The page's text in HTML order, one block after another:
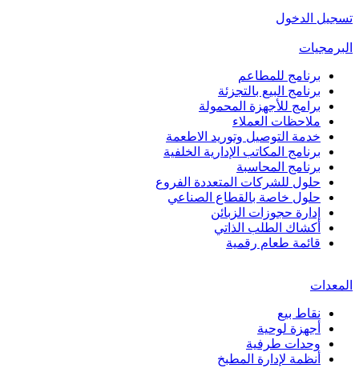
تسجيل الدخول
البرمجيات
برنامج للمطاعم
برنامج البيع بالتجزئة
برامج للأجهزة المحمولة
ملاحظات العملاء
خدمة التوصيل وتوريد الاطعمة
برنامج المكاتب الإدارية الخلفية
برنامج المحاسبة
حلول للشركات المتعددة الفروع
حلول خاصة بالقطاع الصناعي
إدارة حجوزات الزبائن
أكشاك الطلب الذاتي
قائمة طعام رقمية
المعدات
نقاط بيع
أجهزة لوحية
وحدات طرفية
أنظمة لإدارة المطبخ